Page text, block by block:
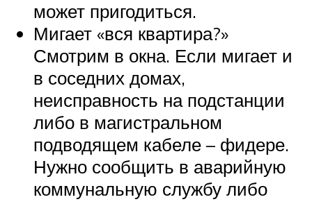
может пригодиться.
Мигает «вся квартира?»
Смотрим в окна. Если мигает и
в соседних домах,
неисправность на подстанции
либо в магистральном
подводящем кабеле – фидере.
Нужно сообщить в аварийную
коммунальную службу либо